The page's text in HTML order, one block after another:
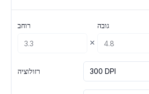
רוחב
×
גובה
רזולוציה 300 DPI